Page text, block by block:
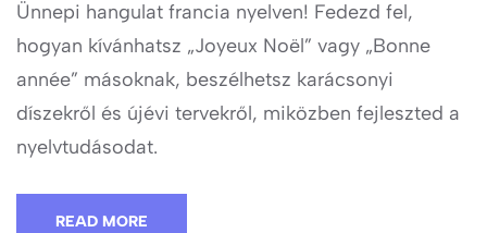
Ünnepi hangulat francia nyelven! Fedezd fel,
hogyan kívánhatsz „Joyeux Noël” vagy „Bonne
année” másoknak, beszélhetsz karácsonyi
díszekről és újévi tervekről, miközben fejleszted a
nyelvtudásodat.
READ MORE